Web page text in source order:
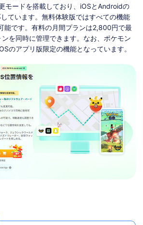
モードを搭載しており、iOSとAndroidの
ています。無料体験版ではすべての機能
能です。有料の月間プランは2,800円で最
を同時に管理できます。なお、ポケモン
のアプリ版限定の機能となっています。